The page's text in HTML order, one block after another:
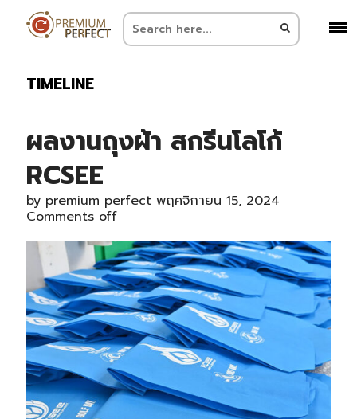
TIMELINE
ผลงานถุงผ้า สกรีนโลโก้
RCSEE
by premium perfect พฤศจิกายน 15, 2024
Comments off